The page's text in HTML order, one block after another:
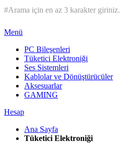
#Arama için en az 3 karakter giriniz.
Menü
PC Bileşenleri
Tüketici Elektroniği
Ses Sistemleri
Kablolar ve Dönüştürücüler
Aksesuarlar
GAMING
Hesap
Ana Sayfa
Tüketici Elektroniği